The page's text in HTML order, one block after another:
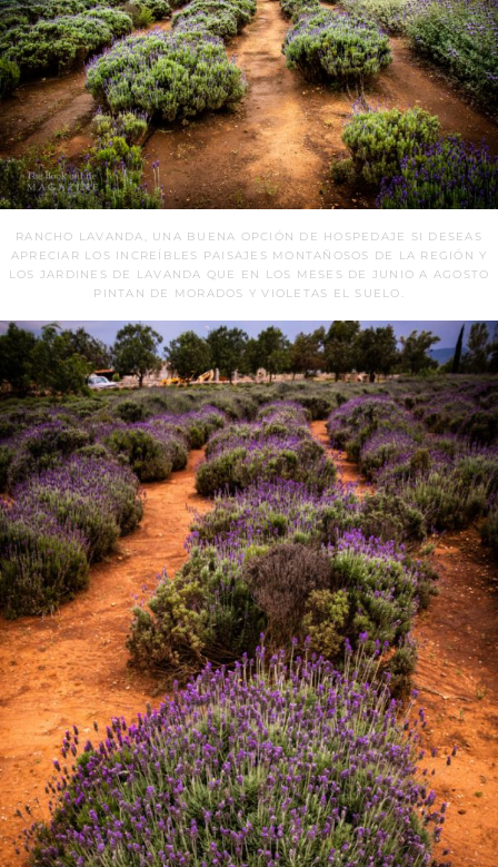
RANCHO LAVANDA, UNA BUENA OPCIÓN DE HOSPEDAJE SI DESEAS
APRECIAR LOS INCREÍBLES PAISAJES MONTAÑOSOS DE LA REGIÓN Y
LOS JARDINES DE LAVANDA QUE EN LOS MESES DE JUNIO A AGOSTO
PINTAN DE MORADOS Y VIOLETAS EL SUELO.